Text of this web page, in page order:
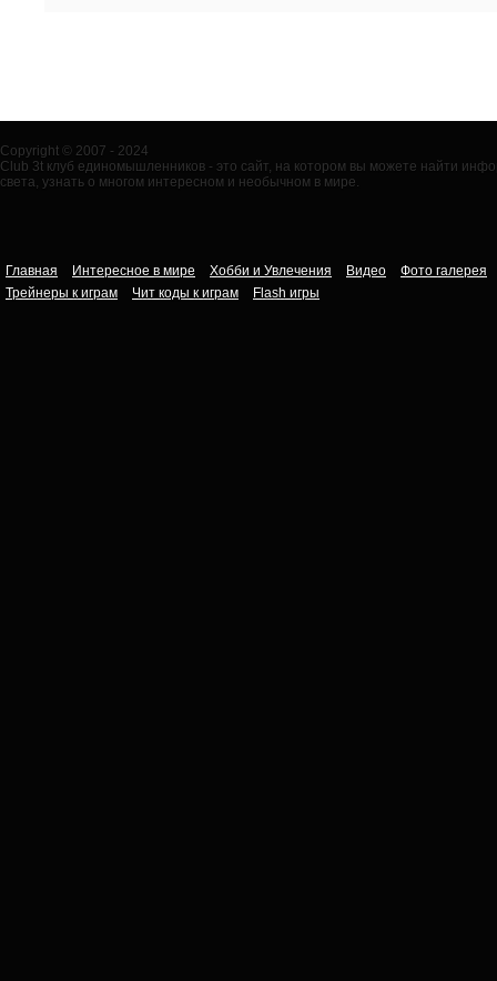
Copyright © 2007 - 2024
Club 3t клуб единомышленников - это сайт, на котором вы можете найти
света, узнать о многом интересном и необычном в мире.
Главная Интересное в мире Хобби и Увлечения Видео
Фото галерея
Трейнеры к играм
Чит коды к играм Flash игры